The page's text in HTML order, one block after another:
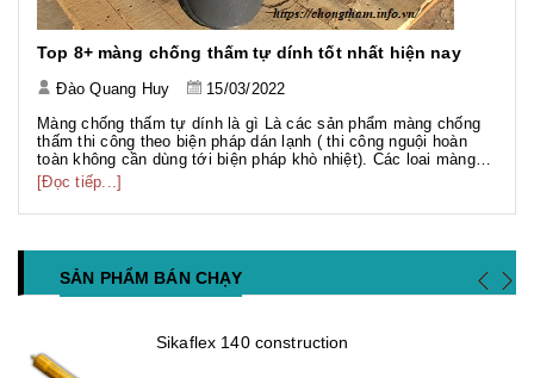
Top 8+ màng chống thấm tự dính tốt nhất hiện nay
Đào Quang Huy
15/03/2022
Màng chống thấm tự dính là gì Là các sản phẩm màng chống
thấm thi công theo biện pháp dán lạnh ( thi công nguội hoàn
toàn không cần dùng tới biện pháp khò nhiệt). Các loai màng
chống thấm dạng này khá đa dạng đa số là màng chống thấm
gốc Bitum hoặc màng TPO có bề mặt phủ HDPE, PE, Sand,
PVC...
[Đọc tiếp...]
SẢN PHẨM BÁN CHẠY
Sikaflex 140 construction